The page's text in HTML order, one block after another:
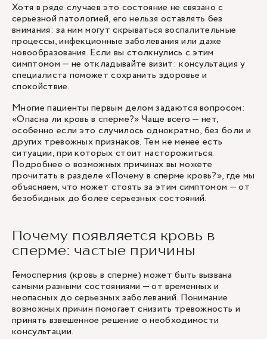
Хотя в ряде случаев это состояние не связано с
серьезной патологией, его нельзя оставлять без
внимания: за ним могут скрываться воспалительные
процессы, инфекционные заболевания или даже
новообразования. Если вы столкнулись с этим
симптомом — не откладывайте визит: консультация у
специалиста поможет сохранить здоровье и
спокойствие.
Многие пациенты первым делом задаются вопросом:
«Опасна ли кровь в сперме?» Чаще всего — нет,
особенно если это случилось однократно, без боли и
других тревожных признаков. Тем не менее есть
ситуации, при которых стоит насторожиться.
Подробнее о возможных причинах вы можете
прочитать в разделе «Почему в сперме кровь?», где мы
объясняем, что может стоять за этим симптомом — от
безобидных до более серьезных состояний.
Почему появляется кровь в
сперме: частые причины
Гемоспермия (кровь в сперме) может быть вызвана
самыми разными состояниями — от временных и
неопасных до серьезных заболеваний. Понимание
возможных причин помогает снизить тревожность и
принять взвешенное решение о необходимости
консультации.